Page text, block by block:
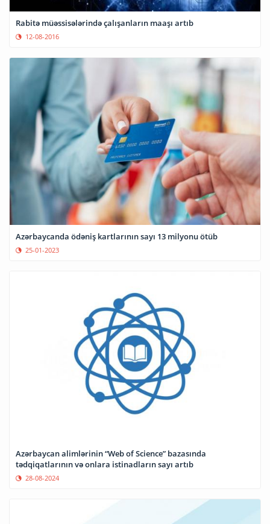
Rabitə müəssisələrində çalışanların maaşı artıb
12-08-2016
Azərbaycanda ödəniş kartlarının sayı 13 milyonu ötüb
25-01-2023
Azərbaycan alimlərinin “Web of Science” bazasında
tədqiqatlarının və onlara istinadların sayı artıb
28-08-2024